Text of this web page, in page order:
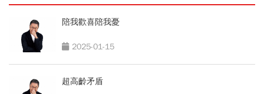
陪我歡喜陪我憂
2025-01-15
超高齡矛盾